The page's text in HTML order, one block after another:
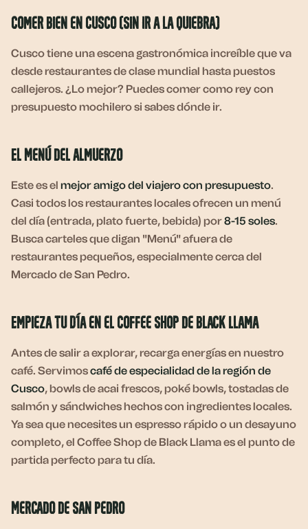
Comer Bien en Cusco (Sin Ir a la Quiebra)
Cusco tiene una escena gastronómica increíble que va
desde restaurantes de clase mundial hasta puestos
callejeros. ¿Lo mejor? Puedes comer como rey con
presupuesto mochilero si sabes dónde ir.
El Menú del Almuerzo
Este es el mejor amigo del viajero con presupuesto.
Casi todos los restaurantes locales ofrecen un menú
del día (entrada, plato fuerte, bebida) por8-15 soles.
Busca carteles que digan "Menú" afuera de
restaurantes pequeños, especialmente cerca del
Mercado de San Pedro.
Empieza tu Día en el Coffee Shop de Black Llama
Antes de salir a explorar, recarga energías en nuestro
café. Servimoscafé de especialidad de la región de
Cusco, bowls de acai frescos, poké bowls, tostadas de
salmón y sándwiches hechos con ingredientes locales.
Ya sea que necesites un espresso rápido o un desayuno
completo, el Coffee Shop de Black Llama es el punto de
partida perfecto para tu día.
Mercado de San Pedro